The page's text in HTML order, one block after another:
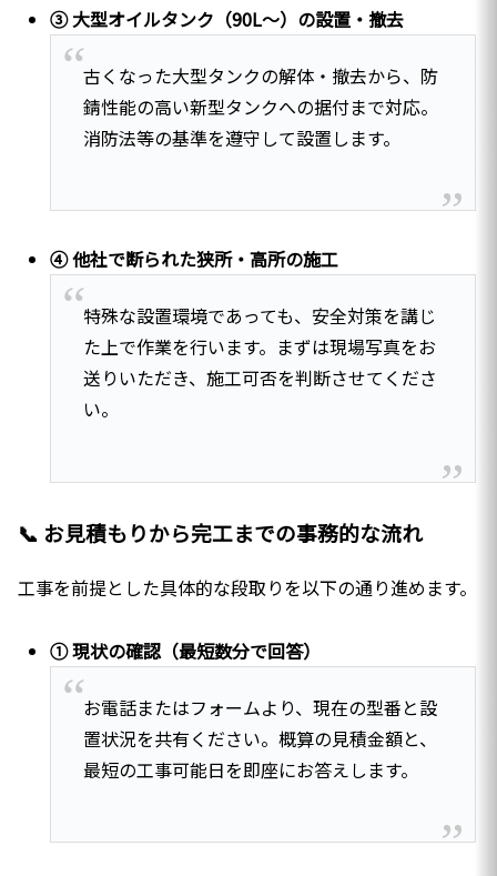
③ 大型オイルタンク（90L〜）の設置・撤去
古くなった大型タンクの解体・撤去から、防
錆性能の高い新型タンクへの据付まで対応。
消防法等の基準を遵守して設置します。
④ 他社で断られた狭所・高所の施工
特殊な設置環境であっても、安全対策を講じ
た上で作業を行います。まずは現場写真をお
送りいただき、施工可否を判断させてくださ
い。
📞 お見積もりから完工までの事務的な流れ
工事を前提とした具体的な段取りを以下の通り進めます。
① 現状の確認（最短数分で回答）
お電話またはフォームより、現在の型番と設
置状況を共有ください。概算の見積金額と、
最短の工事可能日を即座にお答えします。